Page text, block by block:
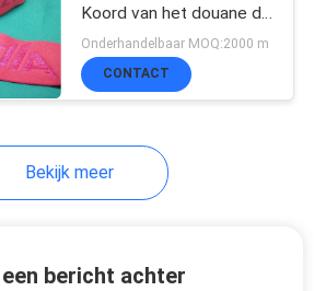
hangt
Koord van het douane de
Nylon Spandex In reliëf
gemaakte Ondergoed
Onderhandelbaar MOQ:2000 m
CONTACT
Bekijk meer
bericht achter